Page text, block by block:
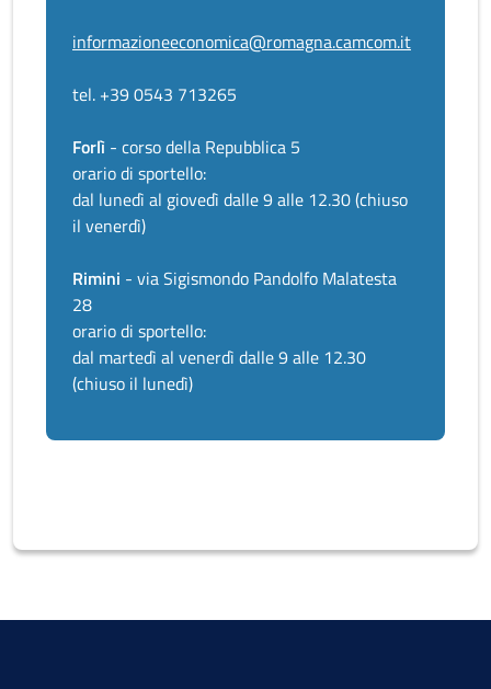
informazioneeconomica@romagna.camcom.it
tel. +39 0543 713265
Forlì - corso della Repubblica 5
orario di sportello:
dal lunedì al giovedì dalle 9 alle 12.30 (chiuso
il venerdì)
Rimini - via Sigismondo Pandolfo Malatesta
28
orario di sportello:
dal martedì al venerdì dalle 9 alle 12.30
(chiuso il lunedì)